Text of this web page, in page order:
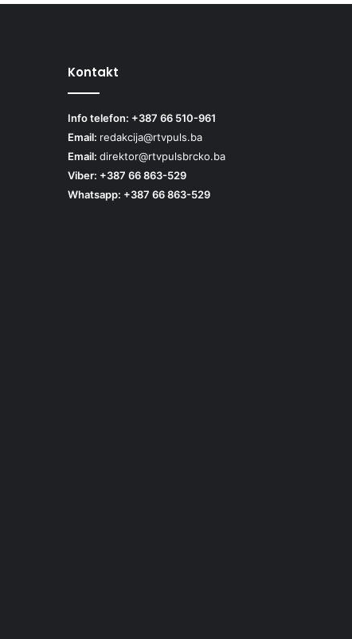
Kontakt
Info telefon: +387 66 510-961
Email: redakcija@rtvpuls.ba
Email: direktor@rtvpulsbrcko.ba
Viber: +387 66 863-529
Whatsapp: +387 66 863-529